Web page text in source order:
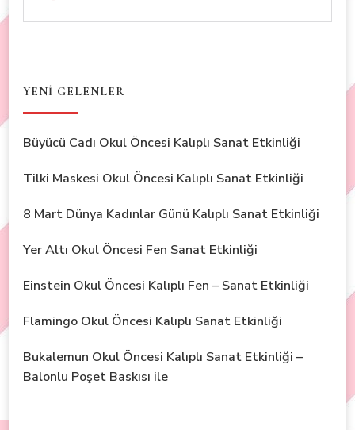
YENİ GELENLER
Büyücü Cadı Okul Öncesi Kalıplı Sanat Etkinliği
Tilki Maskesi Okul Öncesi Kalıplı Sanat Etkinliği
8 Mart Dünya Kadınlar Günü Kalıplı Sanat Etkinliği
Yer Altı Okul Öncesi Fen Sanat Etkinliği
Einstein Okul Öncesi Kalıplı Fen – Sanat Etkinliği
Flamingo Okul Öncesi Kalıplı Sanat Etkinliği
Bukalemun Okul Öncesi Kalıplı Sanat Etkinliği –
Balonlu Poşet Baskısı ile